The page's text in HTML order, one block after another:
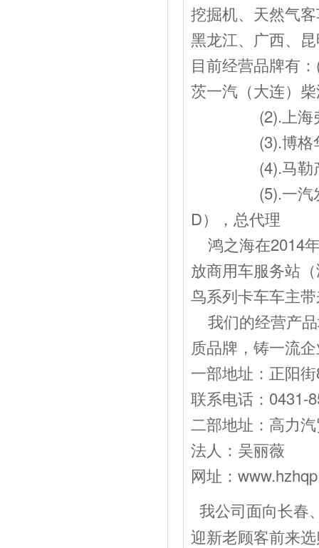
挖掘机、天然气
黑龙江、广西、
目前经营品牌有
茨一汽（大连）
(2).上海弗列
(3).博格华纳
(4).马勒产
(5).一汽发动J
D），总代理
鸿之海在2014
放商用车服务站
鸟系列卡车车主
我们的经营产
质品牌，铸一流
一部地址：正阳
联系电话：0431-
二部地址：高力
法人：吴丽
网址：
我公司面向长春
迎新老顾客前来